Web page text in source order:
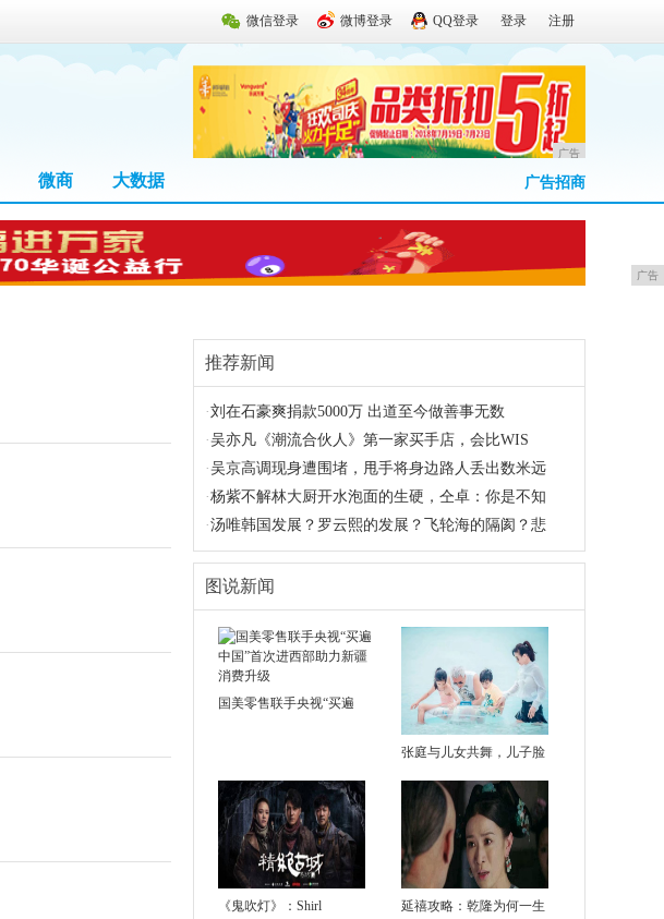
微信登录 微博登录 QQ登录 登录 注册
广告
微商 大数据 广告招商
广告
推荐新闻
·刘在石豪爽捐款5000万 出道至今做善事无数
·吴亦凡《潮流合伙人》第一家买手店，会比WIS
·吴京高调现身遭围堵，甩手将身边路人丢出数米远
·杨紫不解林大厨开水泡面的生硬，仝卓：你是不知
·汤唯韩国发展？罗云熙的发展？飞轮海的隔阂？悲
图说新闻
国美零售联手央视“买遍
张庭与儿女共舞，儿子脸
《鬼吹灯》：Shirl 延禧攻略：乾隆为何一生